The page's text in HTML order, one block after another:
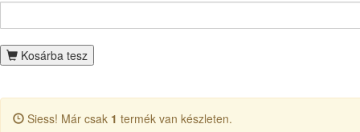
Kosárba tesz
Siess! Már csak 1 termék van készleten.